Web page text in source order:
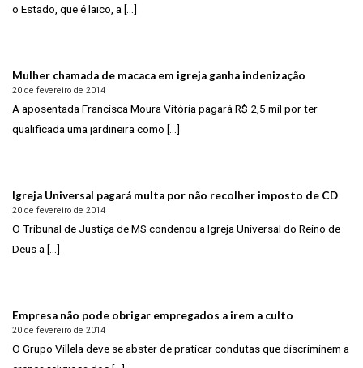
o Estado, que é laico, a [...]
Mulher chamada de macaca em igreja ganha indenização
20 de fevereiro de 2014
A aposentada Francisca Moura Vitória pagará R$ 2,5 mil por ter
qualificada uma jardineira como [...]
Igreja Universal pagará multa por não recolher imposto de CD
20 de fevereiro de 2014
O Tribunal de Justiça de MS condenou a Igreja Universal do Reino de
Deus a [...]
Empresa não pode obrigar empregados a irem a culto
20 de fevereiro de 2014
O Grupo Villela deve se abster de praticar condutas que discriminem a